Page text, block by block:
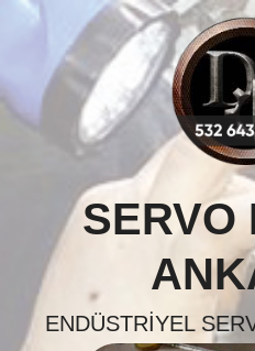
Skip
content
SERVO
ENDÜSTRIYEL